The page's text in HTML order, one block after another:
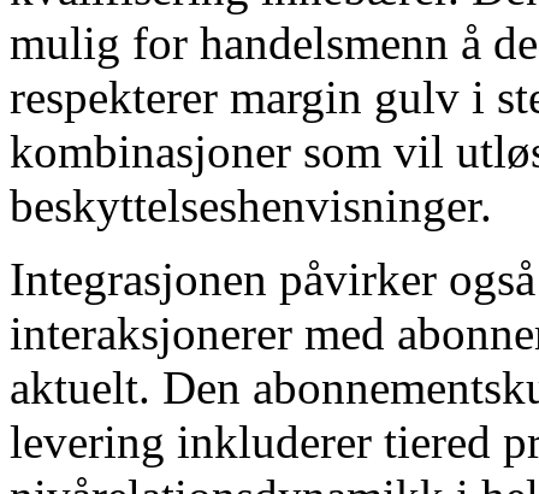
mulig for handelsmenn å
respekterer margin gulv i
kombinasjoner som vil
beskyttelseshenvisninger.
Integrasjonen påvirker
interaksjonerer med
aktuelt. Den
levering inkluderer tiered